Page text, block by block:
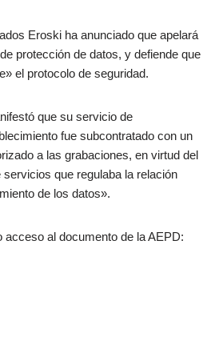
Eroski ha anunciado que apelará
protección de datos, y defiende que
el protocolo de seguridad.
que su servicio de
fue subcontratado con un
a las grabaciones, en virtud del
que regulaba la relación
de los datos».
acceso al documento de la AEPD: